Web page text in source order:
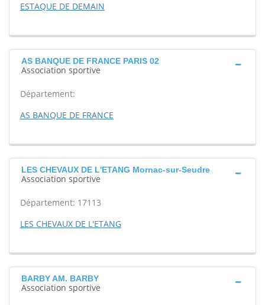
ESTAQUE DE DEMAIN
AS BANQUE DE FRANCE PARIS 02
Association sportive
Département:
AS BANQUE DE FRANCE
LES CHEVAUX DE L'ETANG Mornac-sur-Seudre
Association sportive
Département: 17113
LES CHEVAUX DE L'ETANG
BARBY AM. BARBY
Association sportive